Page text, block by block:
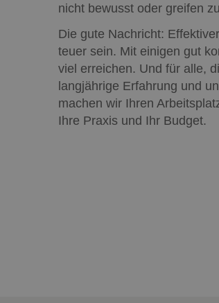
nicht bewusst oder greifen
Die gute Nachricht:
teuer sein. Mit einigen gut
viel erreichen. Und für alle,
langjährige Erfahrung und
machen wir Ihren
Ihre Praxis und Ihr Budget.